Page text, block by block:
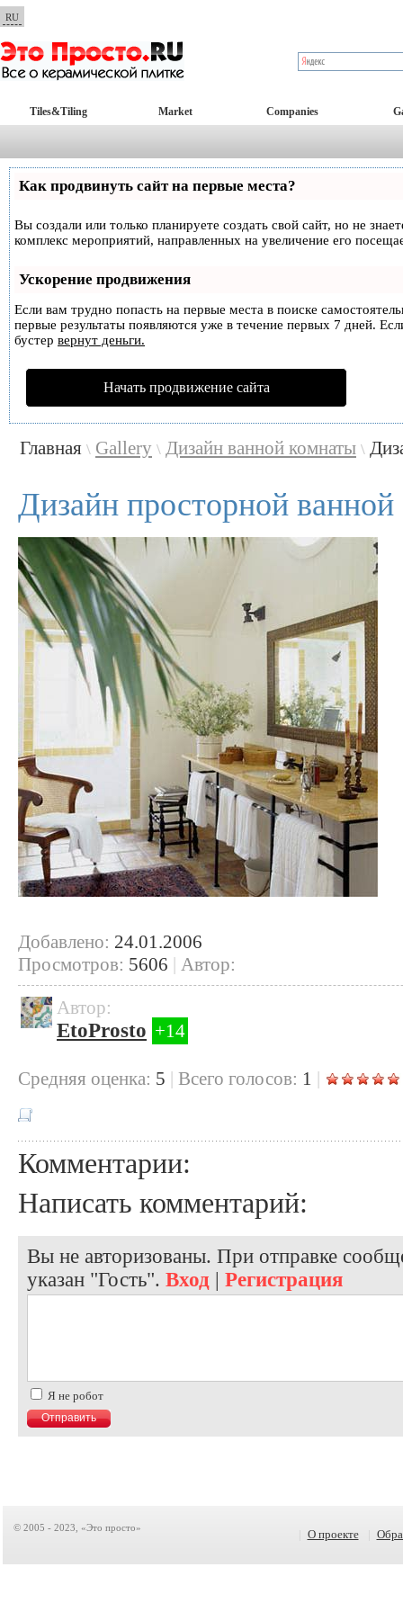
RU
Tiles&Tiling Market Companies
Как продвинуть сайт на первые места?
Вы создали или только планируете создать свой сайт, но не
комплекс мероприятий, направленных на увеличение его
Ускорение продвижения
Если вам трудно попасть на первые места в поиске
первые результаты появляются уже в течение первых 7 дней.
бустер вернут деньги.
Начать продвижение сайта
Главная \ Gallery \ Дизайн ванной комнаты \
Дизайн просторной
Добавлено: 24.01.2006
Просмотров: 5606 | Автор:
Автор:
EtoProsto +14
Cредняя оценка: 5 | Всего голосов: 1 |
Комментарии:
Написать комментарий:
Вы не авторизованы. При отправке
указан "Гость". Вход | Регистрация
Я не робот
© 2005 - 2023, «Это просто» О проекте